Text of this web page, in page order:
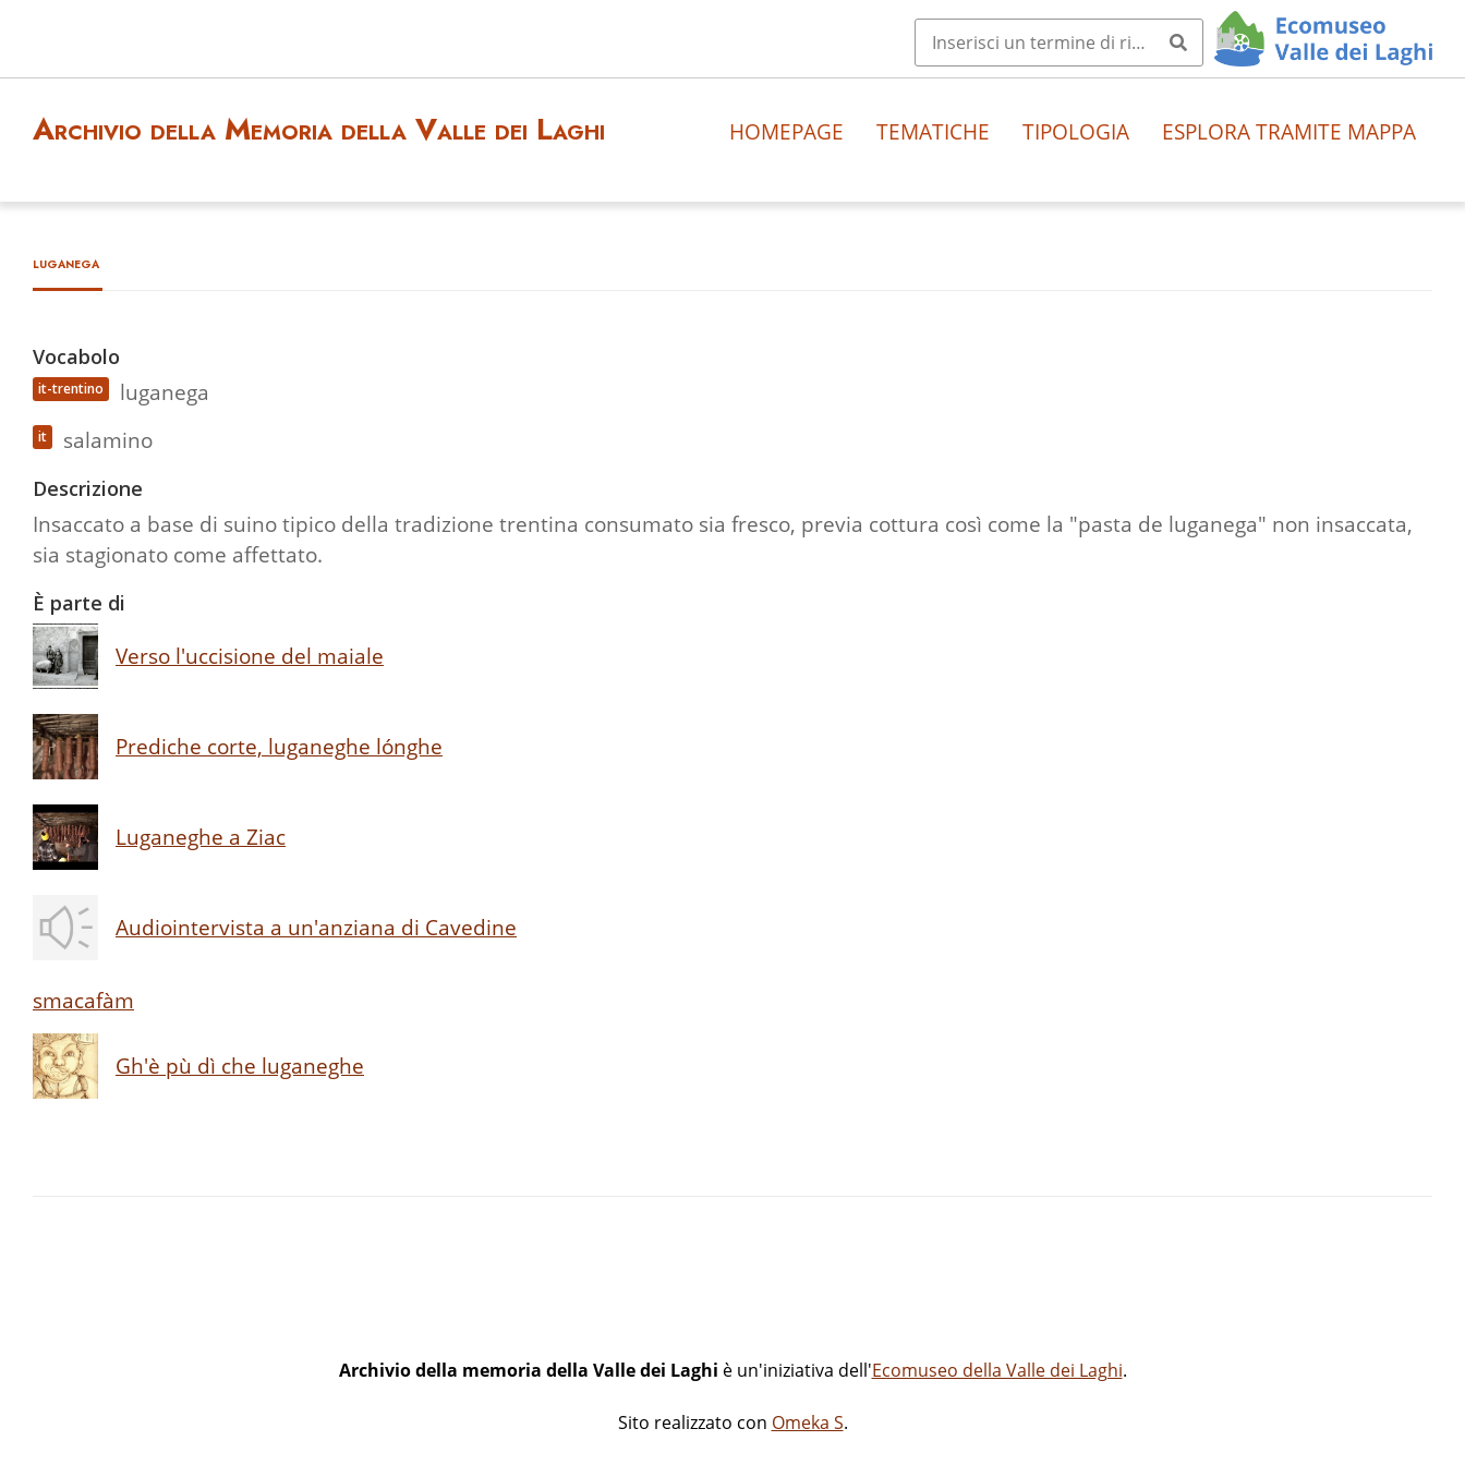
Archivio della Memoria della Valle dei Laghi HOMEPAGE TEMATICHE TIPOLOGIA ESPLORA TRAMITE MAPPA
luganega
Vocabolo
it-trentino luganega
it salamino
Descrizione
Insaccato a base di suino tipico della tradizione trentina consumato sia fresco, previa cottura così come la "pasta de luganega" non insaccata,
sia stagionato come affettato.
È parte di
Verso l'uccisione del maiale
Prediche corte, luganeghe lónghe
Luganeghe a Ziac
Audiointervista a un'anziana di Cavedine
smacafàm
Gh'è pù dì che luganeghe
Archivio della memoria della Valle dei Laghi è un'iniziativa dell'Ecomuseo della Valle dei Laghi.
Sito realizzato con Omeka S.